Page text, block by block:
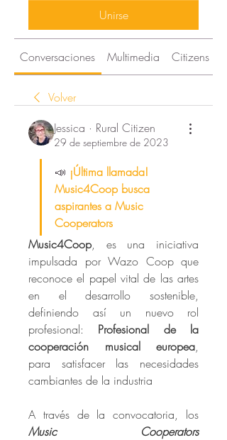
Unirse
Conversaciones Multimedia Citizens
Volver
Jessica · Rural Citizen
29 de septiembre de 2023
📣 ¡Última llamada!
Music4Coop busca
aspirantes a Music
Cooperators
Music4Coop, es una iniciativa
impulsada por Wazo Coop que
reconoce el papel vital de las artes
en el desarrollo sostenible,
definiendo así un nuevo rol
profesional: Profesional de la
cooperación musical europea,
para satisfacer las necesidades
cambiantes de la industria
Music Cooperators